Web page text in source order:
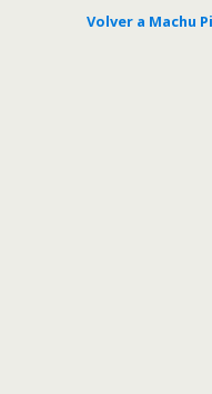
Volver a Machu